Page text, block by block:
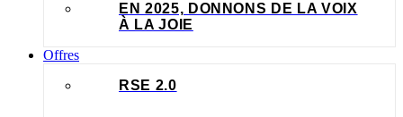
EN 2025, DONNONS DE LA VOIX
À LA JOIE
Offres
RSE 2.0